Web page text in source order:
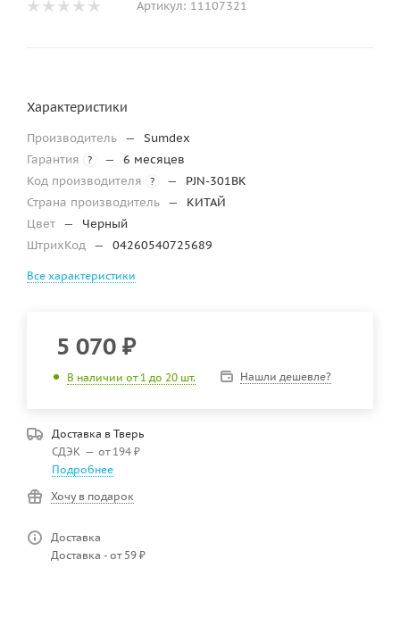
Артикул: 11107321
Характеристики
Производитель —
Sumdex
Гарантия
? —
6 месяцев
Код производителя
? —
PJN-301BK
Страна производитель —
КИТАЙ
Цвет —
Черный
ШтрихКод — 04260540725689
Все характеристики
5 070 ₽
В наличии от 1 до 20 шт. Нашли дешевле?
Доставка в Тверь
СДЭК — от 194 ₽
Подробнее
Хочу в подарок
Доставка
Доставка - от 59 ₽